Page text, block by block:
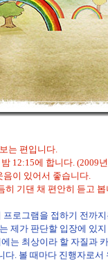
는 편입니다.
12:15에 합니다. (2009
음이 있어서 좋습니다.
히 기댄 채 편안히 듣고 봅
로그램을 접하기 전까
제가 판단할 입장에 있
는 최상이라 할 자질과
다. 볼 때마다 진행자로